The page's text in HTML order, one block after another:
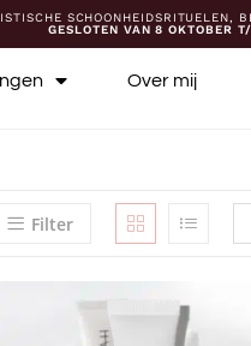
SCHOONHEIDSRITUELEN,
GESLOTEN VAN 8 OKTOBER
Over mij
Filter